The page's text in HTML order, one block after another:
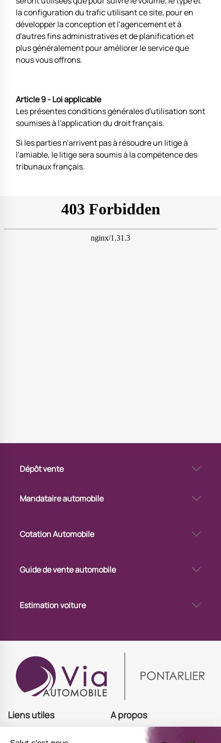
la configuration du trafic utilisant ce site, pour en
développer la conception et l'agencement et à
d'autres fins administratives et de planification et
plus généralement pour améliorer le service que
nous vous offrons.
Article 9 - Loi applicable
Les présentes conditions générales d'utilisation sont
soumises à l'application du droit français.
Si les parties n'arrivent pas à résoudre un litige à
l'amiable, le litige sera soumis à la compétence des
tribunaux français.
Dépôt vente
Mandataire automobile
Cotation Automobile
Guide de vente automobile
Estimation voiture
Estimation du prix de votre voiture à Pontarlier
Estimation de voiture en ligne à Pontarlier
Estimation de voiture à Pontarlier
Liens utiles A propos
Offres d'emploi